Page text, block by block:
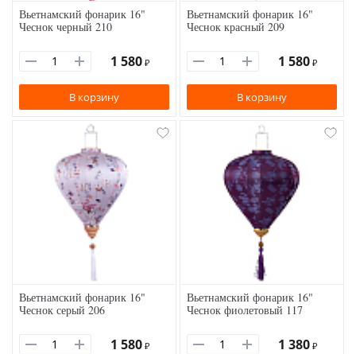
Вьетнамский фонарик 16"
Чеснок черный 210
1 580 ₽
В корзину
Вьетнамский фонарик 16"
Чеснок красный 209
1 580 ₽
В корзину
Вьетнамский фонарик 16"
Чеснок серый 206
1 580 ₽
Вьетнамский фонарик 16"
Чеснок фиолетовый 117
1 380 ₽